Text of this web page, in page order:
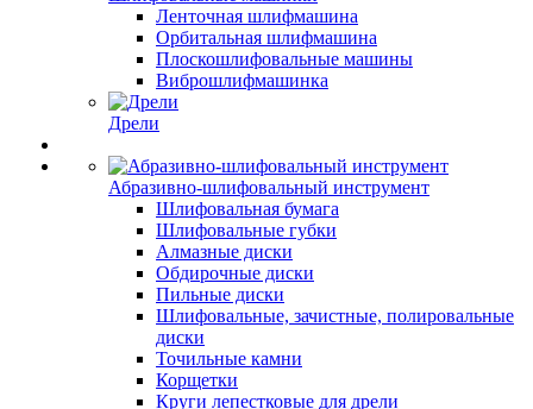
Ленточная шлифмашина
Орбитальная шлифмашина
Плоскошлифовальные машины
Виброшлифмашинка
Дрели
Абразивно-шлифовальный инструмент
Шлифовальная бумага
Шлифовальные губки
Алмазные диски
Обдирочные диски
Пильные диски
Шлифовальные, зачистные, полировальные
диски
Точильные камни
Корщетки
Круги лепестковые для дрели